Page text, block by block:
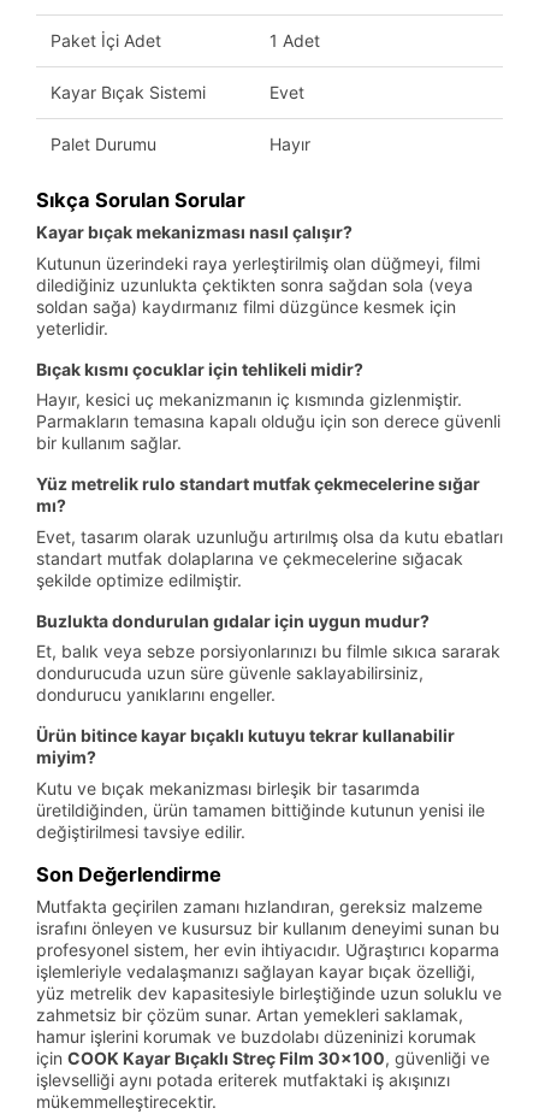
Paket İçi Adet 1 Adet
Kayar Bıçak Sistemi Evet
Palet Durumu Hayır
Sıkça Sorulan Sorular
Kayar bıçak mekanizması nasıl çalışır?
Kutunun üzerindeki raya yerleştirilmiş olan düğmeyi, filmi
dilediğiniz uzunlukta çektikten sonra sağdan sola (veya
soldan sağa) kaydırmanız filmi düzgünce kesmek için
yeterlidir.
Bıçak kısmı çocuklar için tehlikeli midir?
Hayır, kesici uç mekanizmanın iç kısmında gizlenmiştir.
Parmakların temasına kapalı olduğu için son derece güvenli
bir kullanım sağlar.
Yüz metrelik rulo standart mutfak çekmecelerine sığar
mı?
Evet, tasarım olarak uzunluğu artırılmış olsa da kutu ebatları
standart mutfak dolaplarına ve çekmecelerine sığacak
şekilde optimize edilmiştir.
Buzlukta dondurulan gıdalar için uygun mudur?
Et, balık veya sebze porsiyonlarınızı bu filmle sıkıca sararak
dondurucuda uzun süre güvenle saklayabilirsiniz,
dondurucu yanıklarını engeller.
Ürün bitince kayar bıçaklı kutuyu tekrar kullanabilir
miyim?
Kutu ve bıçak mekanizması birleşik bir tasarımda
üretildiğinden, ürün tamamen bittiğinde kutunun yenisi ile
değiştirilmesi tavsiye edilir.
Son Değerlendirme
Mutfakta geçirilen zamanı hızlandıran, gereksiz malzeme
israfını önleyen ve kusursuz bir kullanım deneyimi sunan bu
profesyonel sistem, her evin ihtiyacıdır. Uğraştırıcı koparma
işlemleriyle vedalaşmanızı sağlayan kayar bıçak özelliği,
yüz metrelik dev kapasitesiyle birleştiğinde uzun soluklu ve
zahmetsiz bir çözüm sunar. Artan yemekleri saklamak,
hamur işlerini korumak ve buzdolabı düzeninizi korumak
için COOK Kayar Bıçaklı Streç Film 30x100, güvenliği ve
işlevselliği aynı potada eriterek mutfaktaki iş akışınızı
mükemmelleştirecektir.